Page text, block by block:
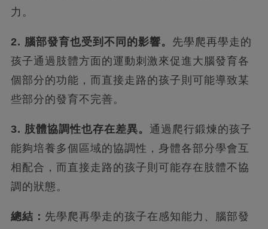
力。
2. 腦部發育也受到不同的影響。 先學爬再學走的
孩子通過肢體方面的運動刺激來促進大腦發育各
個部分的功能，而直接走路的孩子則可能導致某
些部分的發育不完善。
3. 肢體協調性也存在差異。 通過爬行鍛煉的孩子
能夠培養多個區域的協調性，身體各部分學會互
相配合，而直接走路的孩子則可能存在肢體不協
調的狀態。
總結： 先學爬再學走的孩子在感知能力、腦部發